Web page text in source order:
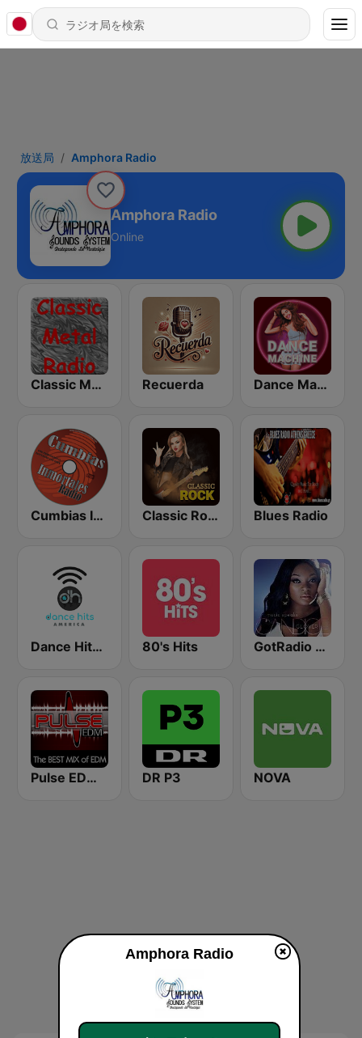
放送局 Amphora Radio
Amphora Radio
Online
Classic Metal Radio Recuerda Dance Machine
Cumbias Inmortales Radio Classic Rock Station Blues Radio
Dance Hits America 80's Hits GotRadio - Urban Lounge
Pulse EDM Dance Music DR P3 NOVA
Amphora Radio